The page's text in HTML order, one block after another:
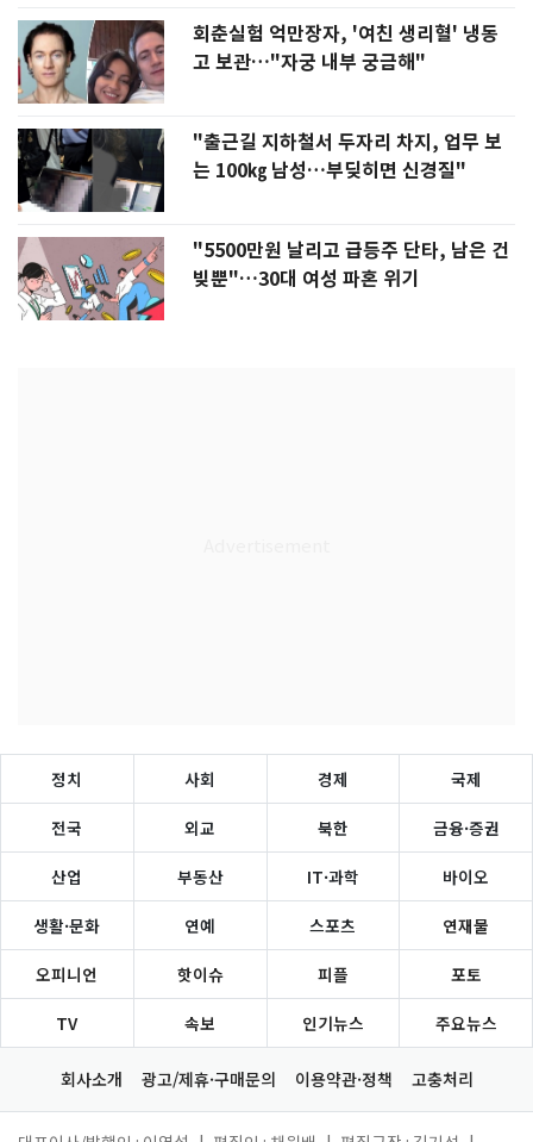
회춘실험 억만장자, '여친 생리혈' 냉동
고 보관…"자궁 내부 궁금해"
"출근길 지하철서 두자리 차지, 업무 보
는 100㎏ 남성…부딪히면 신경질"
"5500만원 날리고 급등주 단타, 남은 건
빚뿐"…30대 여성 파혼 위기
정치 사회 경제 국제
전국 외교 북한 금융·증권
산업 부동산 IT·과학 바이오
생활·문화 연예 스포츠 연재물
오피니언 핫이슈 피플 포토
TV 속보 인기뉴스 주요뉴스
회사소개 광고/제휴·구매문의 이용약관·정책 고충처리